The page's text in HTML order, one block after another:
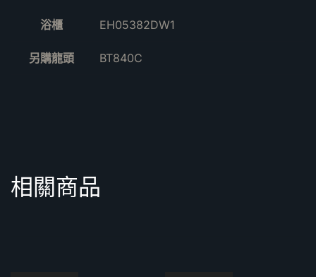
浴櫃 EH05382DW1
另購龍頭 BT840C
相關商品